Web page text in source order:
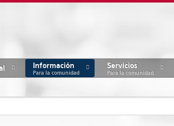
Información
Para la comunidad
Servicios
Para la comunidad